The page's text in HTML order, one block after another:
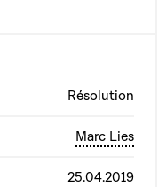
Résolution
Marc Lies
25.04.2019